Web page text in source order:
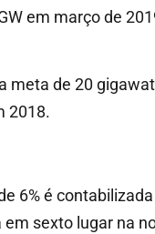
em março de
meta de 20
2018.
6% é
sexto lugar na